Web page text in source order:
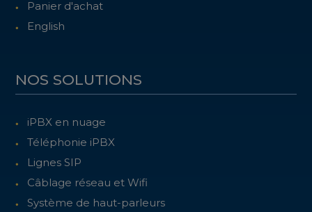
Panier d'achat
English
NOS SOLUTIONS
iPBX en nuage
Téléphonie iPBX
Lignes SIP
Câblage réseau et Wifi
Système de haut-parleurs